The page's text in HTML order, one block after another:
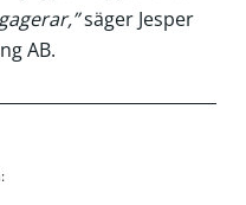
säger Jesper
AB.